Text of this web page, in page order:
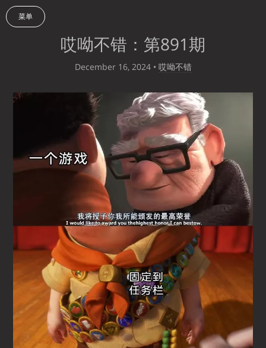
菜单
哎呦不错：第891期
December 16, 2024 • 哎呦不错